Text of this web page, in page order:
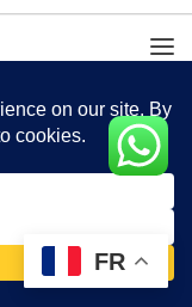
FR